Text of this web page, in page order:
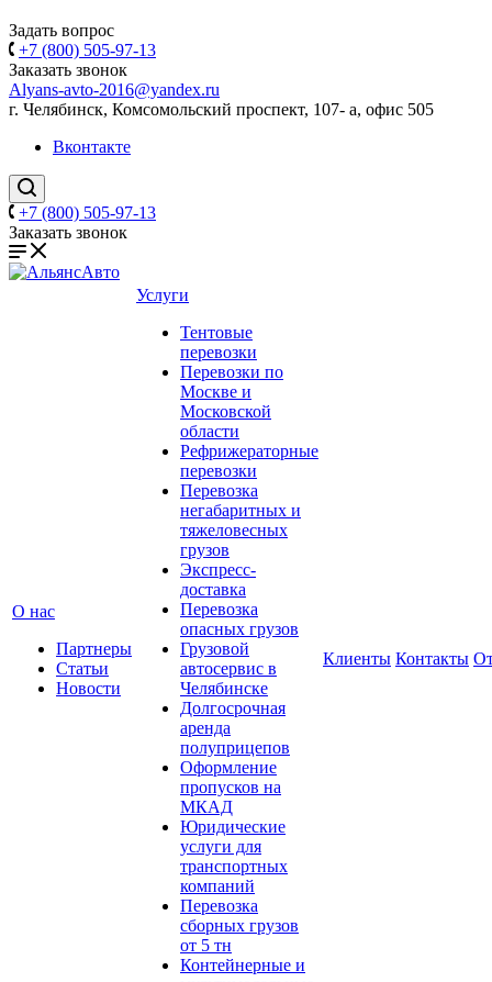
Задать вопрос
+7 (800) 505-97-13
Заказать звонок
Alyans-avto-2016@yandex.ru
г. Челябинск, Комсомольский проспект, 107- а, офис 505
Вконтакте
+7 (800) 505-97-13
Заказать звонок
О нас
Партнеры
Статьи
Новости
Услуги
Тентовые
перевозки
Перевозки по
Москве и
Московской
области
Рефрижераторные
перевозки
Перевозка
негабаритных и
тяжеловесных
грузов
Экспресс-
доставка
Перевозка
опасных грузов
Грузовой
автосервис в
Челябинске
Долгосрочная
аренда
полуприцепов
Оформление
пропусков на
МКАД
Юридические
услуги для
транспортных
компаний
Перевозка
сборных грузов
от 5 тн
Контейнерные и
Клиенты Контакты